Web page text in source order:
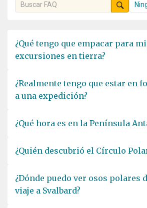
¿Qué tengo que empacar para
excursiones en tierra?
¿Realmente tengo que estar en
a una expedición?
¿Qué hora es en la Península
¿Quién descubrió el Círculo
¿Dónde puedo ver osos polares
viaje a Svalbard?